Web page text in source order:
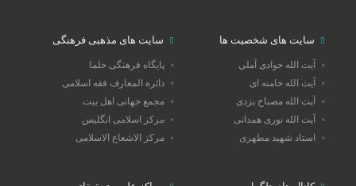
سایت های شخصیت ها
آیت الله جوادی آملی
آیت الله خامنه ای
آیت الله مصباح یزدی
آیت الله نوری همدانی
استاد شهید مطهری
سایت های مذهبی فرهنگی
پایگاه فرهنگی حلما
دائرة المعارف فقه اسلامی
مجمع جهانی اهل بیت
مرکز اسلامی انگلیس
مرکز الاشعاع الاسلامی